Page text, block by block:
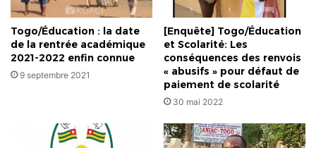
Togo/Éducation : la date
de la rentrée académique
2021-2022 enfin connue
9 septembre 2021
[Enquête] Togo/Éducation
et Scolarité: Les
conséquences des renvois
« abusifs » pour défaut de
paiement de scolarité
30 mai 2022